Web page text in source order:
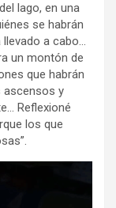
lago, en una
se habrán
a cabo…
un montón de
que habrán
ascensos y
Reflexioné
los que